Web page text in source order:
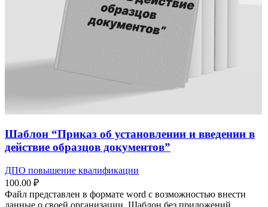
Шаблон “Приказ об установлении и введении в
действие образцов документов”
ДПО повышение квалификации
100.00 ₽
Файл представлен в формате word с возможностью внести
данные о своей организации. Шаблон без приложений.